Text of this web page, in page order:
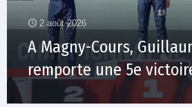
2 août 2026
A Magny-Cours,
remporte une 5e